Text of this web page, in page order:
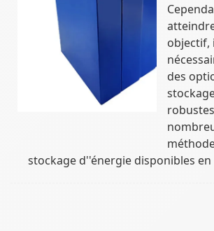
objectif,
des
stockage d''énergie disponibles en